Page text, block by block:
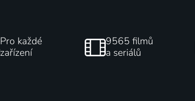
Životní prostředí
Pro každé
zařízení
9565 filmů
a seriálů